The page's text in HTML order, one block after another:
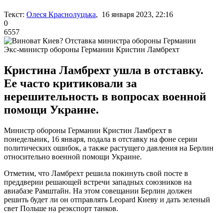
Текст: Олеся Краснолуцька, 16 января 2023, 22:16
0
6557
Экс-министр обороны Германии Кристин Ламбрехт
Кристина Ламбрехт ушла в отставку.
Ее часто критиковали за
нерешительность в вопросах военной
помощи Украине.
Министр обороны Германии Кристин Ламбрехт в
понедельник, 16 января, подала в отставку на фоне серии
политических ошибок, а также растущего давления на Берлин
относительно военной помощи Украине.
Отметим, что Ламбрехт решила покинуть свой посте в
преддверии решающей встречи западных союзников на
авиабазе Рамштайн. На этом совещании Берлин должен
решить будет ли он отправлять Leopard Киеву и дать зеленый
свет Польше на реэкспорт танков.